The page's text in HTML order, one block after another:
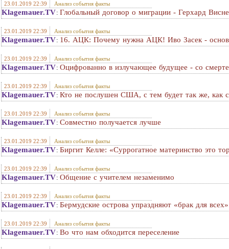
23.01.2019 22:39 Анализ события факты
Klagemauer.TV: Глобальный договор о миграции - Герхард
23.01.2019 22:39 Анализ события факты
Klagemauer.TV: 16. АЦК: Почему нужна АЦК! Иво Засек -
23.01.2019 22:39 Анализ события факты
Klagemauer.TV: Оцифрованно в излучающее будущее - со
23.01.2019 22:39 Анализ события факты
Klagemauer.TV: Кто не послушен США, с тем будет так же, как
23.01.2019 22:39 Анализ события факты
Klagemauer.TV: Совместно получается лучше
23.01.2019 22:39 Анализ события факты
Klagemauer.TV: Биргит Келле: «Суррогатное материнство это
23.01.2019 22:39 Анализ события факты
Klagemauer.TV: Общение с учителем незаменимо
23.01.2019 22:39 Анализ события факты
Klagemauer.TV: Бермудские острова упраздняют «брак для всех»
23.01.2019 22:39 Анализ события факты
Klagemauer.TV: Во что нам обходится переселение